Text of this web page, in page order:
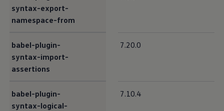
syntax-export-
namespace-from
babel-plugin-
syntax-import-
assertions
7.20.0
babel-plugin-
syntax-logical-
7.10.4